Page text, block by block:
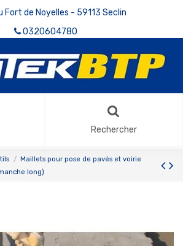
Fort de Noyelles - 59113 Seclin
0320604780
Rechercher
Maillets pour pose de pavés et voirie
long)